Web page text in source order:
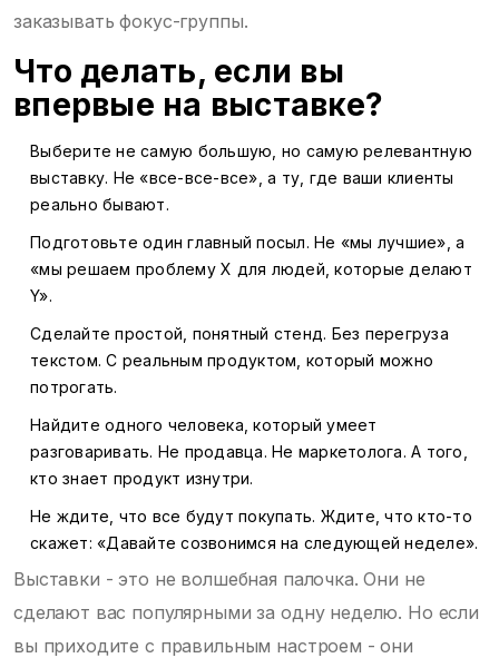
заказывать фокус-группы.
Что делать, если вы
впервые на выставке?
Выберите не самую большую, но самую релевантную
выставку. Не «все-все-все», а ту, где ваши клиенты
реально бывают.
Подготовьте один главный посыл. Не «мы лучшие», а
«мы решаем проблему X для людей, которые делают
Y».
Сделайте простой, понятный стенд. Без перегруза
текстом. С реальным продуктом, который можно
потрогать.
Найдите одного человека, который умеет
разговаривать. Не продавца. Не маркетолога. А того,
кто знает продукт изнутри.
Не ждите, что все будут покупать. Ждите, что кто-то
скажет: «Давайте созвонимся на следующей неделе».
Выставки - это не волшебная палочка. Они не
сделают вас популярными за одну неделю. Но если
вы приходите с правильным настроем - они